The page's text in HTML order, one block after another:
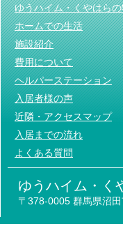
ゆうハイム・くやはら
ホームでの生活
施設紹介
費用について
ヘルパーステーション
入居者様の声
近隣・アクセスマップ
入居までの流れ
よくある質問
ゆうハイム・く
〒378-0005 群馬県沼